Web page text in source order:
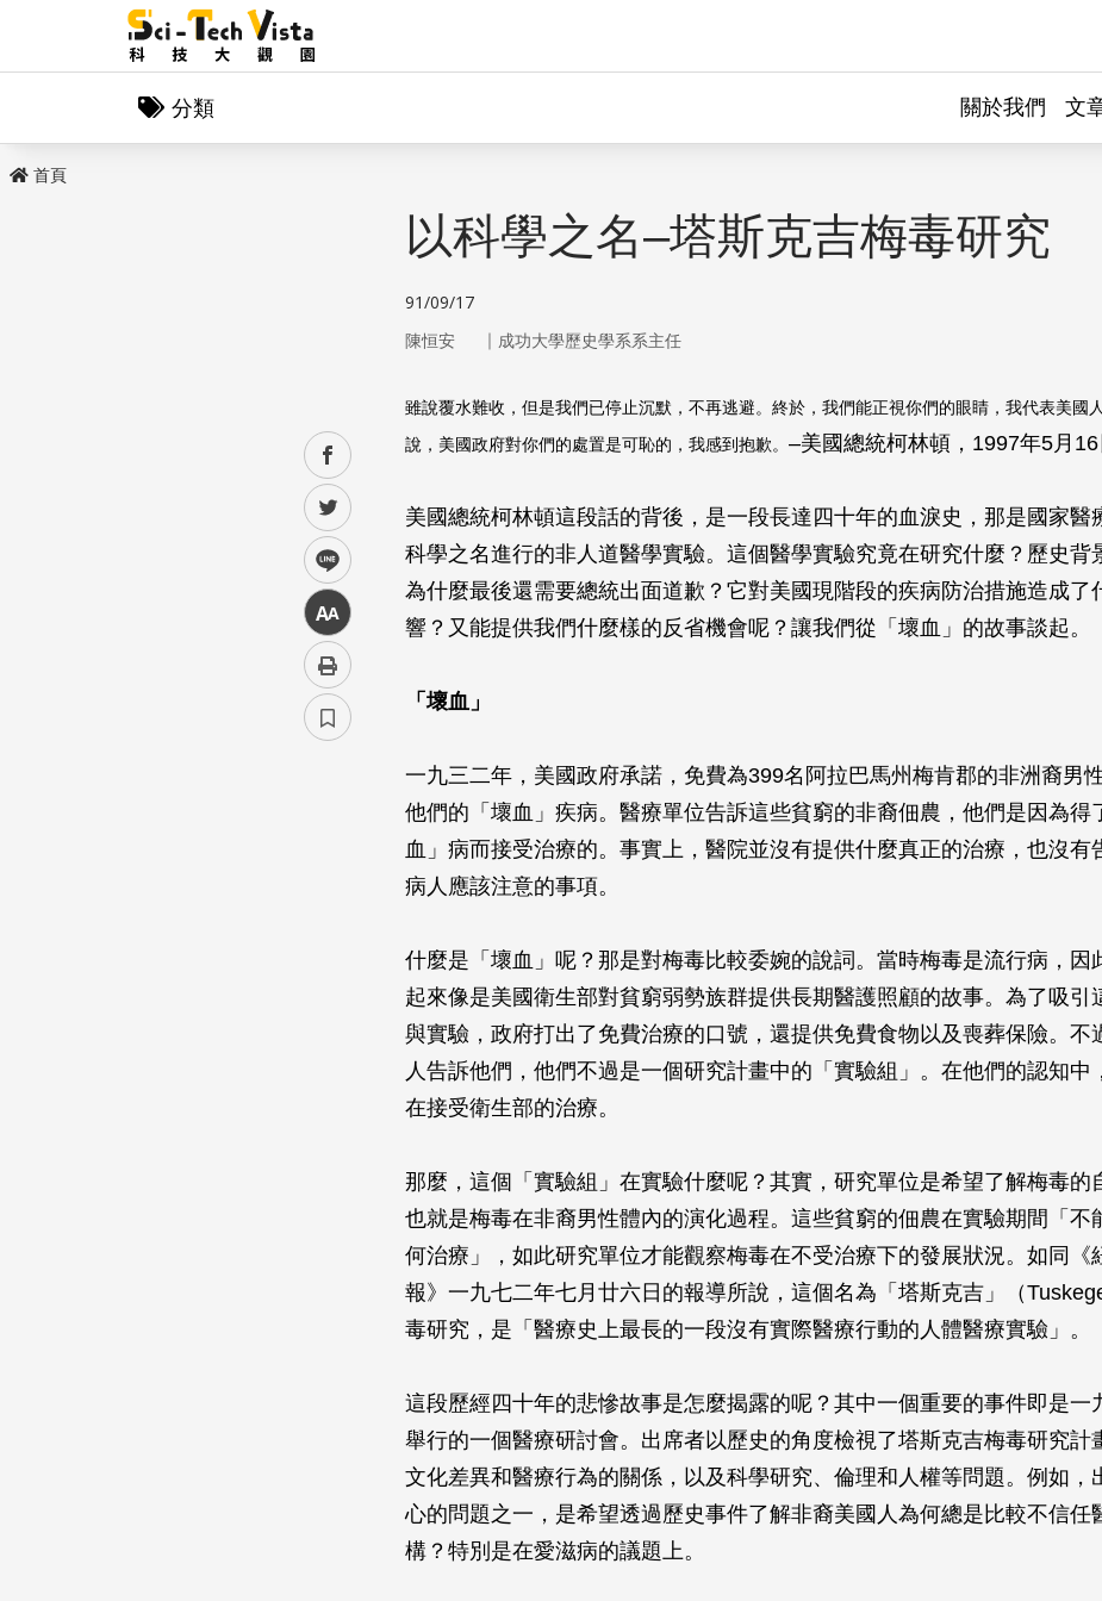
分類 關於我們 文
首頁
facebook
twitter
line
中
以科學之名–塔斯克吉梅毒研究
91/09/17
陳恒安 ｜ 成功大學歷史學系系主任
雖說覆水難收，但是我們已停止沉默，不再逃避。終於，我們能正視你們的眼睛，我代表美國
說，美國政府對你們的處置是可恥的，我感到抱歉。 –美國總統柯林頓，1997年5月16
美國總統柯林頓這段話的背後，是一段長達四十年的血淚史，那是國家醫
科學之名進行的非人道醫學實驗。這個醫學實驗究竟在研究什麼？歷史背
為什麼最後還需要總統出面道歉？它對美國現階段的疾病防治措施造成了
響？又能提供我們什麼樣的反省機會呢？讓我們從「壞血」的故事談起。
「壞血」
一九三二年，美國政府承諾，免費為399名阿拉巴馬州梅肯郡的非洲裔男
他們的「壞血」疾病。醫療單位告訴這些貧窮的非裔佃農，他們是因為得
血」病而接受治療的。事實上，醫院並沒有提供什麼真正的治療，也沒有
病人應該注意的事項。
什麼是「壞血」呢？那是對梅毒比較委婉的說詞。當時梅毒是流行病，因
起來像是美國衛生部對貧窮弱勢族群提供長期醫護照顧的故事。為了吸引
與實驗，政府打出了免費治療的口號，還提供免費食物以及喪葬保險。不
人告訴他們，他們不過是一個研究計畫中的「實驗組」。在他們的認知中
在接受衛生部的治療。
那麼，這個「實驗組」在實驗什麼呢？其實，研究單位是希望了解梅毒的
也就是梅毒在非裔男性體內的演化過程。這些貧窮的佃農在實驗期間「不
何治療」，如此研究單位才能觀察梅毒在不受治療下的發展狀況。如同《
報》一九七二年七月廿六日的報導所說，這個名為「塔斯克吉」（
毒研究，是「醫療史上最長的一段沒有實際醫療行動的人體醫療實驗」。
這段歷經四十年的悲慘故事是怎麼揭露的呢？其中一個重要的事件即是一
舉行的一個醫療研討會。出席者以歷史的角度檢視了塔斯克吉梅毒研究計
文化差異和醫療行為的關係，以及科學研究、倫理和人權等問題。例如，
心的問題之一，是希望透過歷史事件了解非裔美國人為何總是比較不信任
構？特別是在愛滋病的議題上。